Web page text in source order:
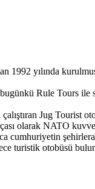
1992 yılında
Rule Tours ile
Jug Tourist
olarak NATO
turistik otobüsü